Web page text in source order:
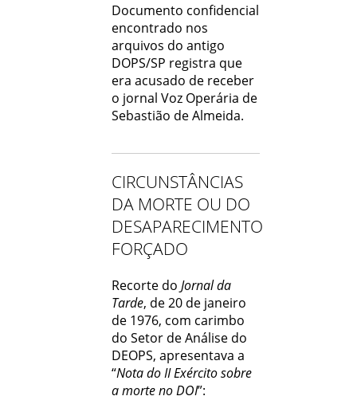
Documento confidencial
encontrado nos
arquivos do antigo
DOPS/SP registra que
era acusado de receber
o jornal Voz Operária de
Sebastião de Almeida.
CIRCUNSTÂNCIAS
DA MORTE OU DO
DESAPARECIMENTO
FORÇADO
Recorte doJornal da
Tarde, de 20 de janeiro
de 1976, com carimbo
do Setor de Análise do
DEOPS, apresentava a
“Nota do II Exército sobre
a morte no DOI”: